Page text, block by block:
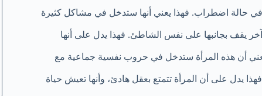
حالة اضطراب. فهذا يعني أنها ستدخل في مشاكل كثيرة
يقف بجانبها على نفس الشاطئ. فهذا يدل على أنها
أن هذه المرأة ستدخل في حروب نفسية جماعية مع
يدل على أن المرأة تتمتع بعقل هادئ، وأنها تعيش حياة